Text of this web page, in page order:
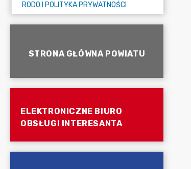
RODO I POLITYKA PRYWATNOŚCI
STRONA GŁÓWNA POWIATU
ELEKTRONICZNE BIURO
OBSŁUGI INTERESANTA